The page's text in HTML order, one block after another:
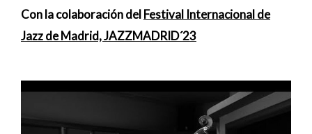
Con la colaboración delFestival Internacional de
Jazz de Madrid, JAZZMADRID´23